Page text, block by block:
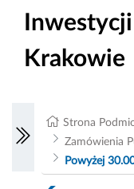
Krakowie
Strona
Zamówienia
Powyżej